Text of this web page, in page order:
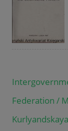
Federation /